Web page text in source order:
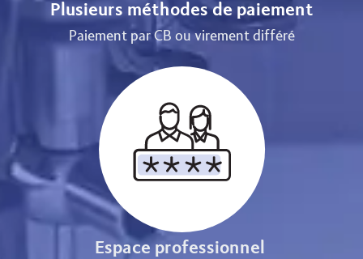
Plusieurs méthodes de paiement
Paiement par CB ou virement différé
Espace professionnel